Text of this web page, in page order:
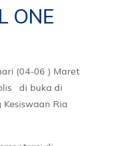
ONE
(04-06 ) Maret
di buka di
Ria